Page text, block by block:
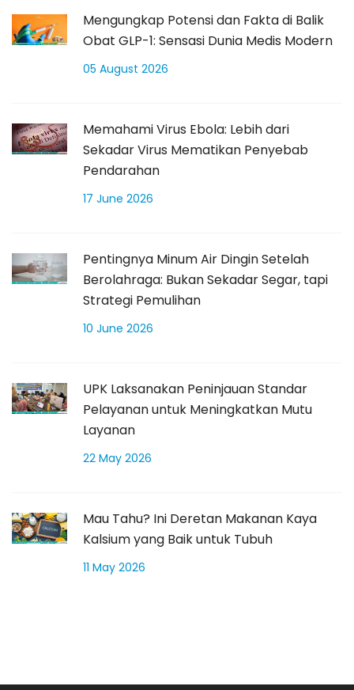
Mengungkap Potensi dan Fakta di Balik
Obat GLP-1: Sensasi Dunia Medis Modern
05 August 2026
Memahami Virus Ebola: Lebih dari
Sekadar Virus Mematikan Penyebab
Pendarahan
17 June 2026
Pentingnya Minum Air Dingin Setelah
Berolahraga: Bukan Sekadar Segar, tapi
Strategi Pemulihan
10 June 2026
UPK Laksanakan Peninjauan Standar
Pelayanan untuk Meningkatkan Mutu
Layanan
22 May 2026
Mau Tahu? Ini Deretan Makanan Kaya
Kalsium yang Baik untuk Tubuh
11 May 2026